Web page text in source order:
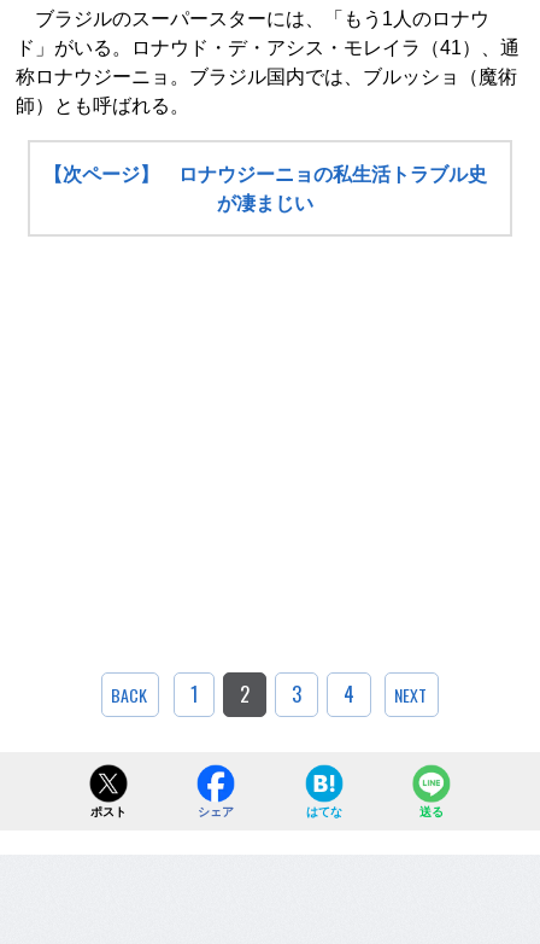
ブラジルのスーパースターには、「もう1人のロナウ
ド」がいる。ロナウド・デ・アシス・モレイラ（41）、通
称ロナウジーニョ。ブラジル国内では、ブルッショ（魔術
師）とも呼ばれる。
【次ページ】 ロナウジーニョの私生活トラブル史
が凄まじい
BACK 1 2 3 4 NEXT
ポスト シェア はてな 送る